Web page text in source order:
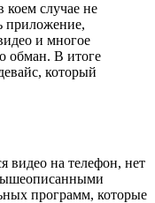
коем случае не
приложение,
и многое
обман. В итоге
который
видео на телефон, нет
программ, которые